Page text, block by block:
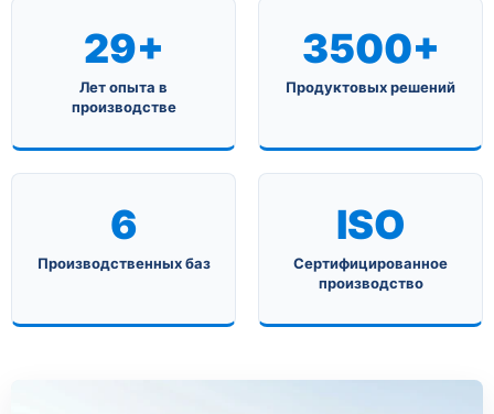
29+
Лет опыта в
производстве
3500+
Продуктовых решений
6
Производственных баз
ISO
Сертифицированное
производство